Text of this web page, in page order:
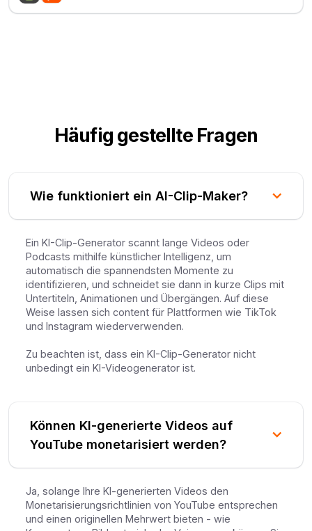
Häufig gestellte Fragen
Wie funktioniert ein AI-Clip-Maker?
Ein KI-Clip-Generator scannt lange Videos oder
Podcasts mithilfe künstlicher Intelligenz, um
automatisch die spannendsten Momente zu
identifizieren, und schneidet sie dann in kurze Clips mit
Untertiteln, Animationen und Übergängen. Auf diese
Weise lassen sich content für Plattformen wie TikTok
und Instagram wiederverwenden.
Zu beachten ist, dass ein KI-Clip-Generator nicht
unbedingt ein KI-Videogenerator ist.
Können KI-generierte Videos auf
YouTube monetarisiert werden?
Ja, solange Ihre KI-generierten Videos den
Monetarisierungsrichtlinien von YouTube entsprechen
und einen originellen Mehrwert bieten - wie